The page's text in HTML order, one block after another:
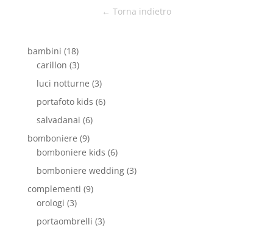
← Torna indietro
bambini (18)
carillon (3)
luci notturne (3)
portafoto kids (6)
salvadanai (6)
bomboniere (9)
bomboniere kids (6)
bomboniere wedding(3)
complementi (9)
orologi (3)
portaombrelli (3)